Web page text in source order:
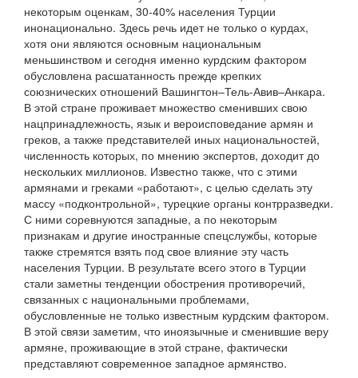
некоторым оценкам, 30-40% населения Турции
инонационально. Здесь речь идет не только о курдах,
хотя они являются основным национальным
меньшинством и сегодня именно курдским фактором
обусловлена расшатанность прежде крепких
союзнических отношений Вашингтон–Тель-Авив–Анкара.
В этой стране проживает множество сменивших свою
нацпринадлежность, язык и вероисповедание армян и
греков, а также представителей иных национальностей,
численность которых, по мнению экспертов, доходит до
нескольких миллионов. Известно также, что с этими
армянами и греками «работают», с целью сделать эту
массу «подконтрольной», турецкие органы контрразведки.
С ними соревнуются западные, а по некоторым
признакам и другие иностранные спецслужбы, которые
также стремятся взять под свое влияние эту часть
населения Турции. В результате всего этого в Турции
стали заметны тенденции обострения противоречий,
связанных с национальными проблемами,
обусловленные не только известным курдским фактором.
В этой связи заметим, что иноязычные и сменившие веру
армяне, проживающие в этой стране, фактически
представляют современное западное армянство.